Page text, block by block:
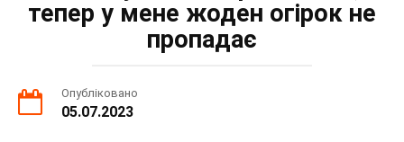
тепер у мене жоден огірок не
пропадає
Опубліковано
05.07.2023